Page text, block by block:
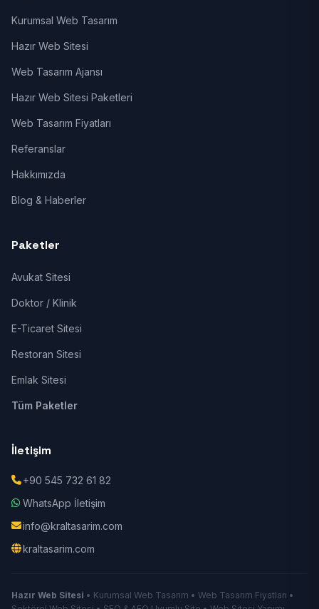
Kurumsal Web Tasarım
Hazır Web Sitesi
Web Tasarım Ajansı
Hazır Web Sitesi Paketleri
Web Tasarım Fiyatları
Referanslar
Hakkımızda
Blog & Haberler
Paketler
Avukat Sitesi
Doktor / Klinik
E-Ticaret Sitesi
Restoran Sitesi
Emlak Sitesi
Tüm Paketler
İletişim
+90 545 732 61 82
WhatsApp İletişim
info@kraltasarim.com
kraltasarim.com
Hazır Web Sitesi • Kurumsal Web Tasarım • Web Tasarım Fiyatları •